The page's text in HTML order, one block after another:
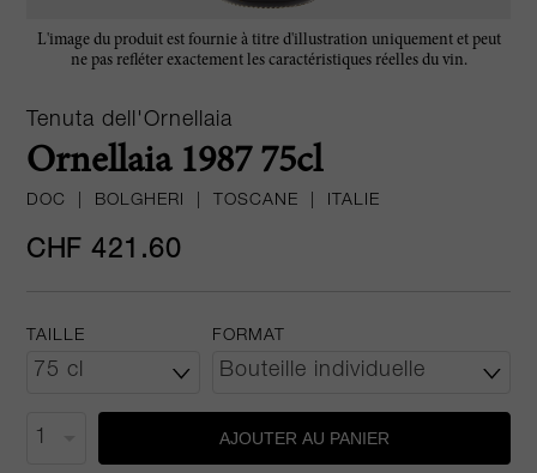
L'image du produit est fournie à titre d'illustration uniquement et peut
ne pas refléter exactement les caractéristiques réelles du vin.
Tenuta dell'Ornellaia
Ornellaia 1987 75cl
DOC BOLGHERI TOSCANE ITALIE
CHF 421.60
TAILLE FORMAT
AJOUTER AU PANIER